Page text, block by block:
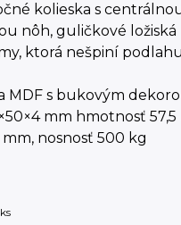
kolieska s
nôh, guličkové ložiská
ktorá nešpiní podlahu
MDF s bukovým
mm hmotnosť 57,5
nosnosť 500 kg